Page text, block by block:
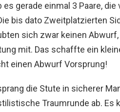
es gerade einmal 3 Paare,
bis dato Zweitplatzierten
sich zwar keinen
mit. Das schaffte ein
einen Abwurf Vorsprung!
die Stute in sicherer
Traumrunde ab. Es